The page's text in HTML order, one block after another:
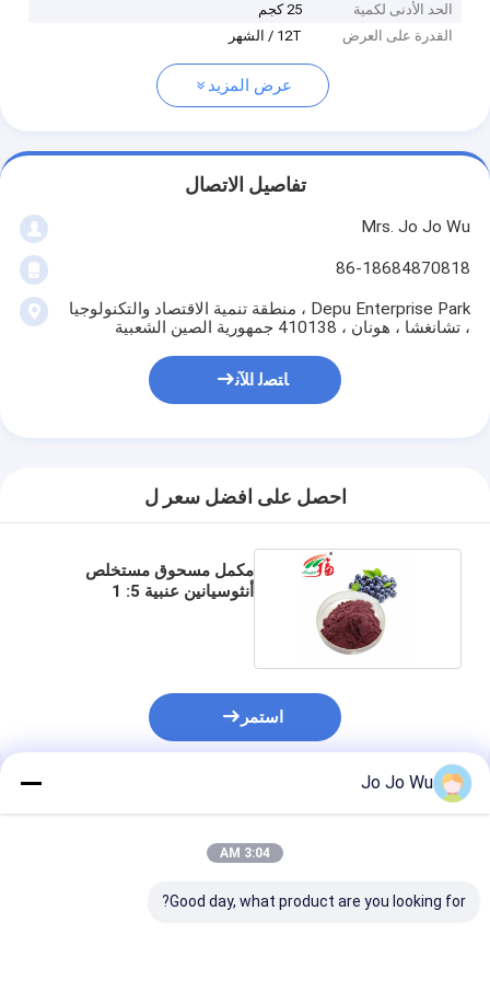
الحد الأدنى لكمية
25 كجم
القدرة على العرض
12T / الشهر
عرض المزيد
تفاصيل الاتصال
Mrs. Jo Jo Wu
86-18684870818
Depu Enterprise Park ، منطقة تنمية الاقتصاد والتكنولوجيا
، تشانغشا ، هونان ، 410138 جمهورية الصين الشعبية
ﺎﺘﺼﻟ ﺍﻶﻧ
احصل على افضل سعر ل
مكمل مسحوق مستخلص
أنثوسيانين عنبية 5: 1
استمر
المنتجات الموصى بها
Jo Jo Wu
3:04 AM
Good day, what product are you looking for?